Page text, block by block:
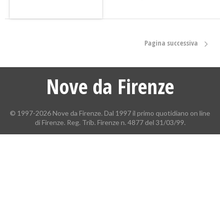
Pagina successiva
Nove da Firenze
© 1997-2026 Nove da Firenze. Dal 1997 il primo quotidiano on line
di Firenze. Reg. Trib. Firenze n. 4877 del 31/03/99.